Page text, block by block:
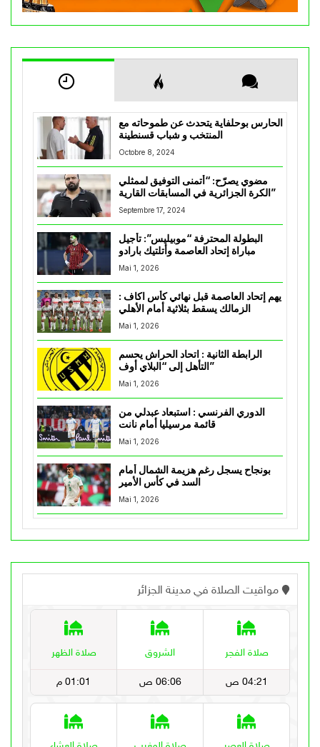
الحارس بوحلفاية يتحدث عن طموحاته مع
المنتخب و شباب قسنطينة
Octobre 8, 2024
مضوي يصرّح: “أتمنى التوفيق لممثلي
الكرة الجزائرية في المسابقات القارية”
Septembre 17, 2024
البطولة المحترفة “موبيليس”: تأجيل
مباراة إتحاد العاصمة وأتلتيك بارادو
Mai 1, 2026
يهم إتحاد العاصمة قبل نهائي كأس اكاف :
Mai 1, 2026
الرابطة الثانية : اتحاد الحراش يحسم
التأهل إلى “البلاي أوف”
Mai 1, 2026
الدوري الفرنسي : استبعاد عبدلي من
قائمة مرسيليا أمام نانت
Mai 1, 2026
بونجاح يسجل رغم هزيمة الشمال أمام
السد في كأس الأمير
Mai 1, 2026